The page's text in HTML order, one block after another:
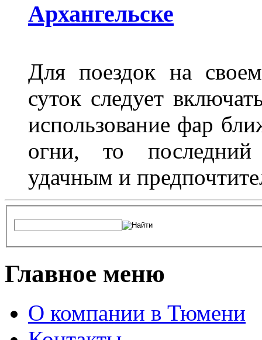
Архангельске
Для поездок на
суток следует
использование фар
огни, то последний
удачным и
Главное меню
О компании в Тюмени